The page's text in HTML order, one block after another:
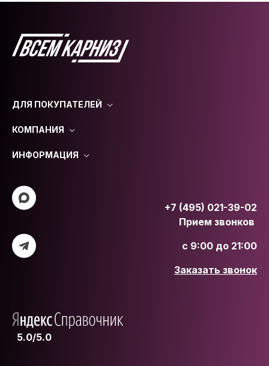
ДЛЯ ПОКУПАТЕЛЕЙ
КОМПАНИЯ
ИНФОРМАЦИЯ
+7 (495) 021-39-02
Прием звонков
с 9:00 до 21:00
Заказать звонок
5.0/5.0